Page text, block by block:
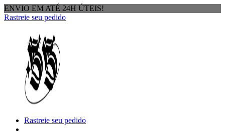
ENVIO EM ATÉ 24H ÚTEIS!
Rastreie seu pedido
Rastreie seu pedido